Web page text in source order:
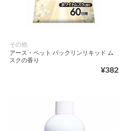
その他
アース・ペット パックリンリキッド ム
スクの香り
¥382